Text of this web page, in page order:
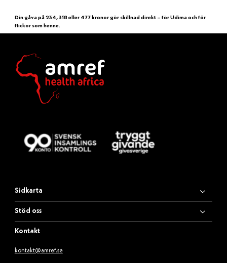
Din gåva på 234, 318 eller 477 kronor gör skillnad direkt – för Udima och för
flickor som henne.
Sidkarta
Stöd oss
Kontakt
kontakt@amref.se